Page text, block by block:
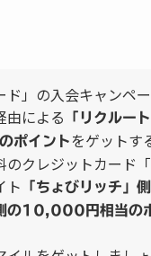
ド」の入会キャンペ
由による
「リクルー
ポイント をゲットす
のクレジットカード
ト
「ちょびリッチ」
の10,000円相当の